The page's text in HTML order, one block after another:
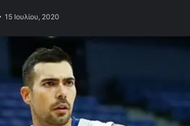
15 Ιουλίου, 2020